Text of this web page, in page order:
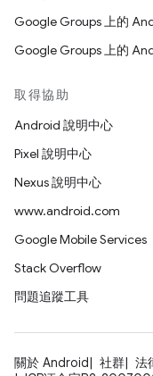
Google Groups 上的
Google Groups 上的
取得協助
Android 說明中心
Pixel 說明中心
Nexus 說明中心
www.android.com
Google Mobile Services
Stack Overflow
問題追蹤工具
關於 Android 社群 法